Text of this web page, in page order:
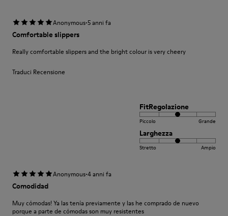
Anonymous·5 anni fa
Comfortable slippers
Really comfortable slippers and the bright colour is very cheery
Traduci Recensione
FitRegolazione
Piccolo Grande
Larghezza
Stretto Ampio
Anonymous·4 anni fa
Comodidad
Muy cómodas! Ya las tenía previamente y las he comprado de nuevo
porque a parte de cómodas son muy resistentes